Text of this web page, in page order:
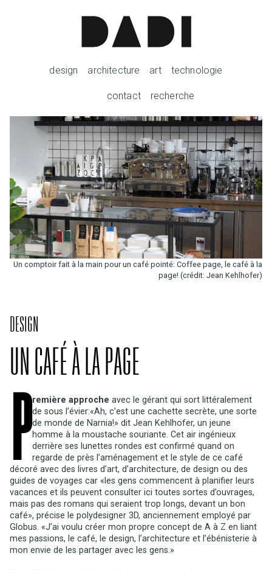
design architecture art technologie
contact recherche
Un comptoir fait à la main pour un café pointé: Coffee page, le café à la
page! (crédit: Jean Kehlhofer)
DESIGN
UN CAFÉ À LA PAGE
Première approche avec le gérant qui sort littéralement
de sous l’évier:«Ah, c’est une cachette secrète, une sorte
de monde de Narnia!» dit Jean Kehlhofer, un jeune
homme à la moustache souriante. Cet air ingénieux
derrière ses lunettes rondes est confirmé quand on
regarde de près l’aménagement et le style de ce café
décoré avec des livres d’art, d’architecture, de design ou des
guides de voyages car «les gens commencent à planifier leurs
vacances et ils peuvent consulter ici toutes sortes d’ouvrages,
mais pas des romans qui seraient trop longs, devant un bon
café», précise le polydesigner 3D, anciennement employé par
Globus. «J’ai voulu créer mon propre concept de A à Z en liant
mes passions, le café, le design, l’architecture et l’ébénisterie à
mon envie de les partager avec les gens.»